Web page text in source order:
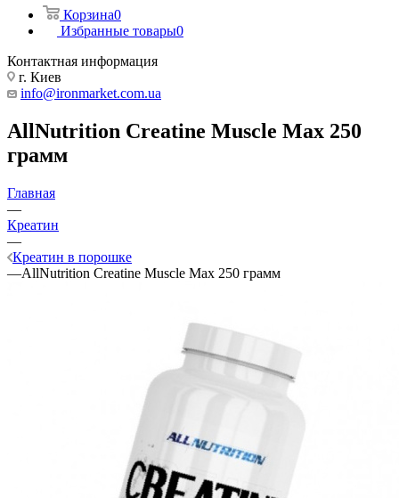
Корзина0
Избранные товары0
Контактная информация
г. Киев
info@ironmarket.com.ua
AllNutrition Creatine Muscle Max 250
грамм
Главная
—
Креатин
—
Креатин в порошке
—AllNutrition Creatine Muscle Max 250 грамм